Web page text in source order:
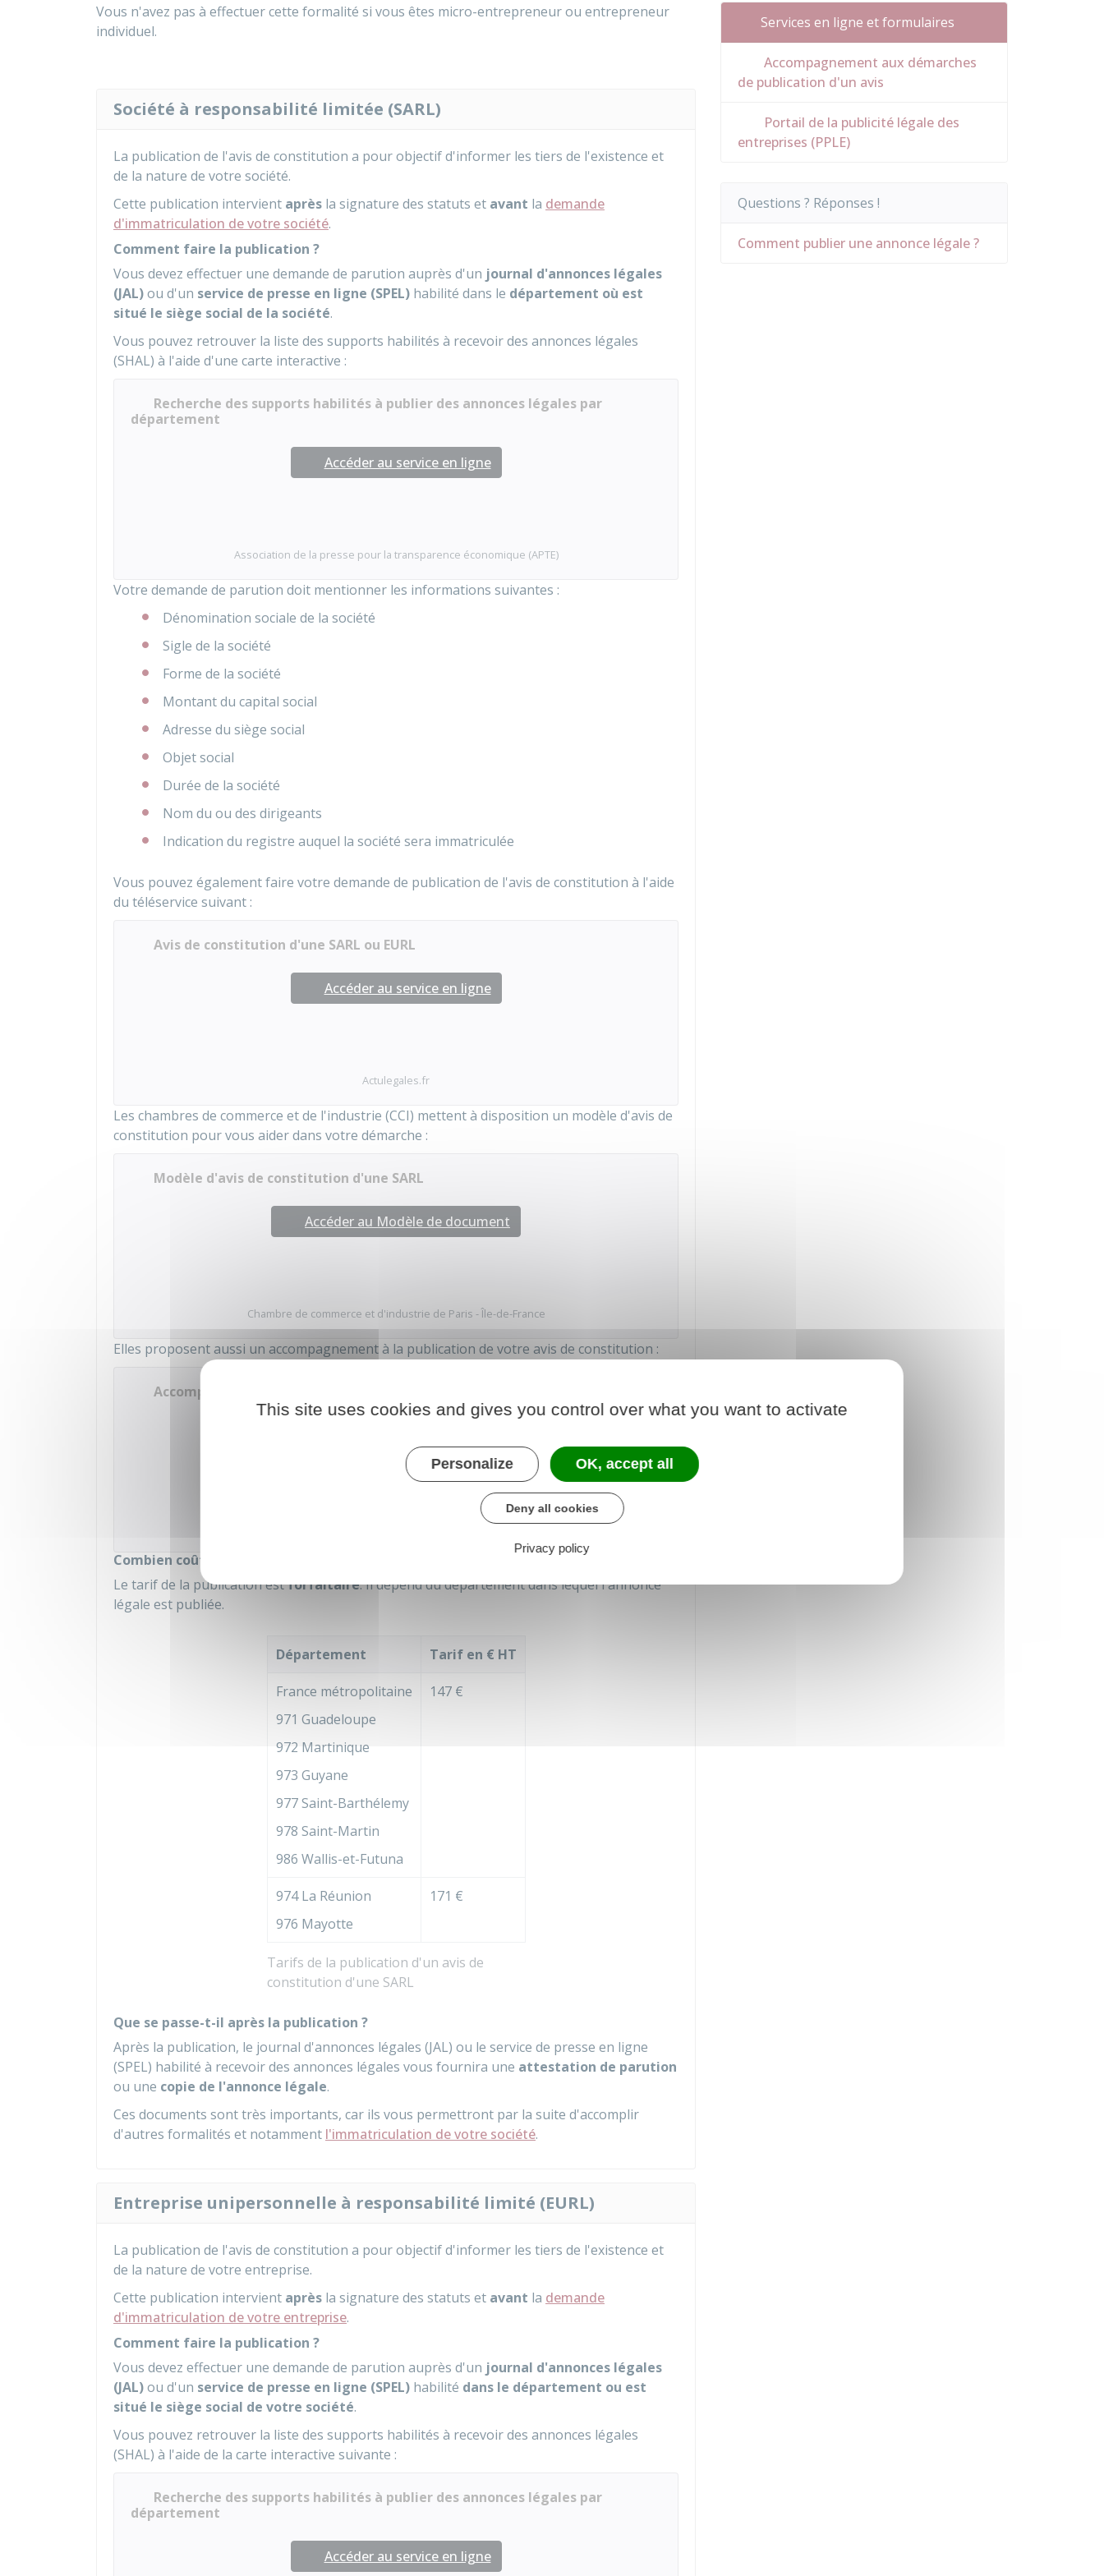
Vous n'avez pas à effectuer cette formalité si vous êtes micro-entrepreneur ou entrepreneur
individuel.
Société à responsabilité limitée (SARL)
La publication de l'avis de constitution a pour objectif d'informer les tiers de l'existence et
de la nature de votre société.
Cette publication intervient après la signature des statuts et avant la demande
d'immatriculation de votre société.
Comment faire la publication ?
Vous devez effectuer une demande de parution auprès d'un journal d'annonces légales
(JAL)ou d'un service de presse en ligne (SPEL) habilité dans le département où est
situé le siège social de la société.
Vous pouvez retrouver la liste des supports habilités à recevoir des annonces légales
(SHAL) à l'aide d'une carte interactive :
Recherche des supports habilités à publier des annonces légales par
département
Accéder au service en ligne
Association de la presse pour la transparence économique (APTE)
Votre demande de parution doit mentionner les informations suivantes :
Dénomination sociale de la société
Sigle de la société
Forme de la société
Montant du capital social
Adresse du siège social
Objet social
Durée de la société
Nom du ou des dirigeants
Indication du registre auquel la société sera immatriculée
Vous pouvez également faire votre demande de publication de l'avis de constitution à l'aide
du téléservice suivant :
Avis de constitution d'une SARL ou EURL
Accéder au service en ligne
Actulegales.fr
Les chambres de commerce et de l'industrie (CCI) mettent à disposition un modèle d'avis de
constitution pour vous aider dans votre démarche :
Modèle d'avis de constitution d'une SARL
Accéder au Modèle de document
Chambre de commerce et d'industrie de Paris - Île-de-France
Elles proposent aussi un accompagnement à la publication de votre avis de constitution :
Accompagnement aux démarches de publication d'un avis
Chambre de commerce et d'industrie de Paris - Île-de-France
Combien coûte la publication ?
Le tarif de la publication estforfaitaire. Il dépend du département dans lequel l'annonce
légale est publiée.
Tarifs de la publication d'un avis de
constitution d'une SARL
Département Tarif en € HT
France métropolitaine
971 Guadeloupe
972 Martinique
973 Guyane
977 Saint-Barthélemy
978 Saint-Martin
986 Wallis-et-Futuna
147 €
974 La Réunion
976 Mayotte
171 €
Que se passe-t-il après la publication ?
Après la publication, le journal d'annonces légales (JAL) ou le service de presse en ligne
(SPEL) habilité à recevoir des annonces légales vous fournira une attestation de parution
ou une copie de l'annonce légale.
Ces documents sont très importants, car ils vous permettront par la suite d'accomplir
d'autres formalités et notamment l'immatriculation de votre société.
Entreprise unipersonnelle à responsabilité limité (EURL)
La publication de l'avis de constitution a pour objectif d'informer les tiers de l'existence et
de la nature de votre entreprise.
Cette publication intervient après la signature des statuts et avant la demande
d'immatriculation de votre entreprise.
Comment faire la publication ?
Vous devez effectuer une demande de parution auprès d'un journal d'annonces légales
(JAL)ou d'un service de presse en ligne (SPEL) habilité dans le département ou est
situé le siège social de votre société.
Vous pouvez retrouver la liste des supports habilités à recevoir des annonces légales
(SHAL) à l'aide de la carte interactive suivante :
Recherche des supports habilités à publier des annonces légales par
département
Accéder au service en ligne
Services en ligne et formulaires
Accompagnement aux démarches
de publication d'un avis
Portail de la publicité légale des
entreprises (PPLE)
Questions ? Réponses !
Comment publier une annonce légale ?
This site uses cookies and gives you control over what you want to activate
Personalize OK, accept all
Deny all cookies
Privacy policy